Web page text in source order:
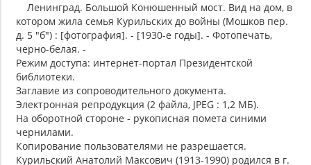
Ленинград. Большой Конюшенный мост. Вид на дом, в
котором жила семья Курильских до войны (Мошков пер.
д. 5 "б") : [фотография]. - [1930-е годы]. - Фотопечать,
черно-белая. -
Режим доступа: интернет-портал Президентской
библиотеки.
Заглавие из сопроводительного документа.
Электронная репродукция (2 файла, JPEG : 1,2 МБ).
На оборотной стороне - рукописная помета синими
чернилами.
Копирование пользователями не разрешается.
Курильский Анатолий Максович (1913-1990) родился в г.